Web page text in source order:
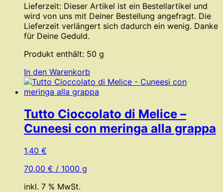
Lieferzeit: Dieser Artikel ist ein Bestellartikel und
wird von uns mit Deiner Bestellung angefragt. Die
Lieferzeit verlängert sich dadurch ein wenig. Danke
für Deine Geduld.
Produkt enthält: 50 g
In den Warenkorb
Tutto Cioccolato di Melice –
Cuneesi con meringa alla grappa
1,40 €
70,00 € / 1000 g
inkl. 7 % MwSt.